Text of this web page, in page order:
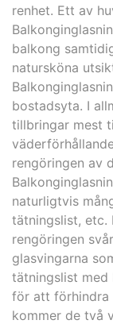
renhet. Ett av
balkong
natursköna
bostadsyta. I
tillbringar mest
rengöringen av
naturligtvis
tätningslist, etc.
rengöringen
glasvingarna
tätningslist med
för att förhindra
kommer de två